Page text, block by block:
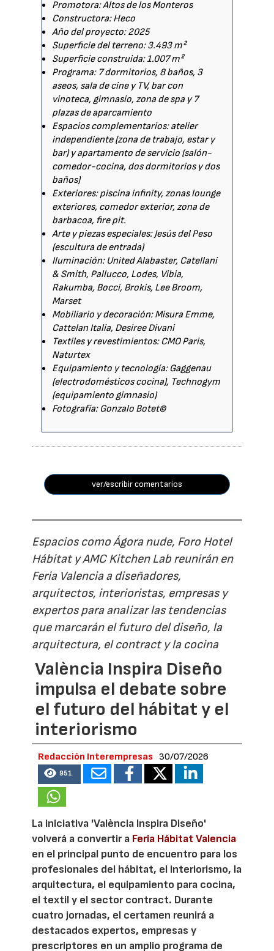
Promotora: Altos de los Monteros
Constructora: Heco
Año del proyecto: 2025
Superficie del terreno: 3.493 m²
Superficie construida: 1.007 m²
Programa: 7 dormitorios, 8 baños, 3
aseos, sala de cine y TV, bar con
vinoteca, gimnasio, zona de spa y 7
plazas de aparcamiento
Espacios complementarios: atelier
independiente (zona de trabajo, estar y
bar) y apartamento de servicio (salón-
comedor-cocina, dos dormitorios y dos
baños)
Exteriores: piscina infinity, zonas lounge
exteriores, comedor exterior, zona de
barbacoa, fire pit.
Arte y piezas especiales: Jesús del Peso
(escultura de entrada)
Iluminación: United Alabaster, Catellani
& Smith, Pallucco, Lodes, Vibia,
Rakumba, Bocci, Brokis, Lee Broom,
Marset
Mobiliario y decoración: Misura Emme,
Cattelan Italia, Desiree Divani
Textiles y revestimientos: CMO Paris,
Naturtex
Equipamiento y tecnología: Gaggenau
(electrodomésticos cocina), Technogym
(equipamiento gimnasio)
Fotografía: Gonzalo Botet©
ver/escribir comentarios
Espacios como Ágora nude, Foro Hotel
Hábitat y AMC Kitchen Lab reunirán en
Feria Valencia a diseñadores,
arquitectos, interioristas, empresas y
expertos para analizar las tendencias
que marcarán el futuro del diseño, la
arquitectura, el contract y la cocina
València Inspira Diseño
impulsa el debate sobre
el futuro del hábitat y el
interiorismo
Redacción Interempresas 30/07/2026
951
La iniciativa 'València Inspira Diseño'
volverá a convertir a Feria Hábitat Valencia
en el principal punto de encuentro para los
profesionales del hábitat, el interiorismo, la
arquitectura, el equipamiento para cocina,
el textil y el sector contract. Durante
cuatro jornadas, el certamen reunirá a
destacados expertos, empresas y
prescriptores en un amplio programa de